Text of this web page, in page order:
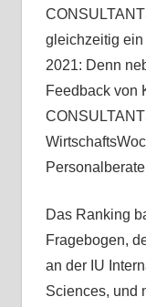
gleichzeitig ein
2021: Denn
Feedback von
Das Ranking
Fragebogen,
an der IU
Sciences, und